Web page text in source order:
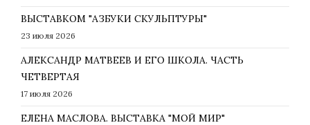
ВЫСТАВКОМ "АЗБУКИ СКУЛЬПТУРЫ"
23 июля 2026
АЛЕКСАНДР МАТВЕЕВ И ЕГО ШКОЛА. ЧАСТЬ
ЧЕТВЕРТАЯ
17 июля 2026
ЕЛЕНА МАСЛОВА. ВЫСТАВКА "МОЙ МИР"